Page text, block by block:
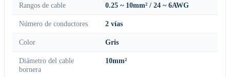
Rangos de cable 0.25 ~ 10mm² / 24 ~ 6AWG
Número de conductores 2 vías
Color Gris
Diámetro del cable
bornera
10mm²